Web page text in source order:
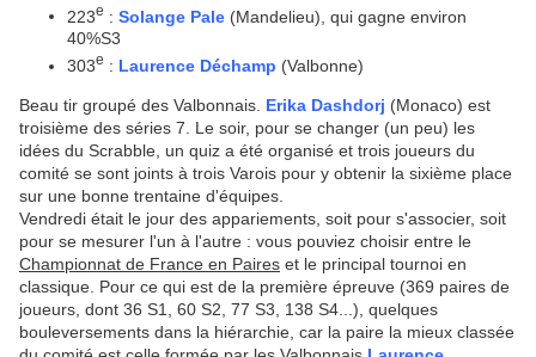
223e : Solange Pale (Mandelieu), qui gagne environ
40%S3
303e : Laurence Déchamp (Valbonne)
Beau tir groupé des Valbonnais. Erika Dashdorj (Monaco) est
troisième des séries 7. Le soir, pour se changer (un peu) les
idées du Scrabble, un quiz a été organisé et trois joueurs du
comité se sont joints à trois Varois pour y obtenir la sixième place
sur une bonne trentaine d'équipes.
Vendredi était le jour des appariements, soit pour s'associer, soit
pour se mesurer l'un à l'autre : vous pouviez choisir entre le
Championnat de France en Paires et le principal tournoi en
classique. Pour ce qui est de la première épreuve (369 paires de
joueurs, dont 36 S1, 60 S2, 77 S3, 138 S4...), quelques
bouleversements dans la hiérarchie, car la paire la mieux classée